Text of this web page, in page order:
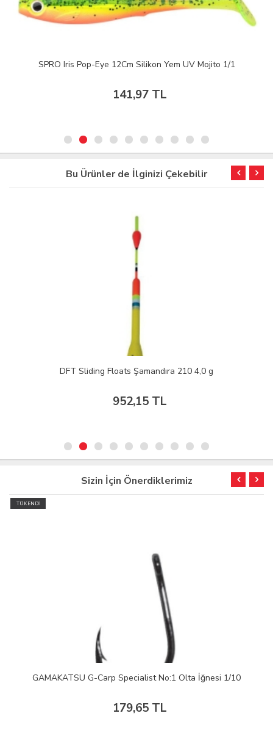
SPRO Iris Pop-Eye 12Cm Silikon Yem UV Mojito 1/1
141,97 TL
Bu Ürünler de İlginizi Çekebilir
DFT Sliding Floats Şamandıra 210 4,0 g
952,15 TL
Sizin İçin Önerdiklerimiz
TÜKENDİ
GAMAKATSU G-Carp Specialist No:1 Olta İğnesi 1/10
179,65 TL